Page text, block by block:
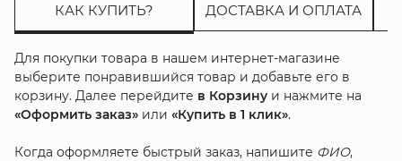
КАК КУПИТЬ? ДОСТАВКА И ОПЛАТА
Для покупки товара в нашем интернет-магазине
выберите понравившийся товар и добавьте его в
корзину. Далее перейдите в Корзинуи нажмите на
«Оформить заказ»или «Купить в 1 клик».
Когда оформляете быстрый заказ, напишите ФИО,